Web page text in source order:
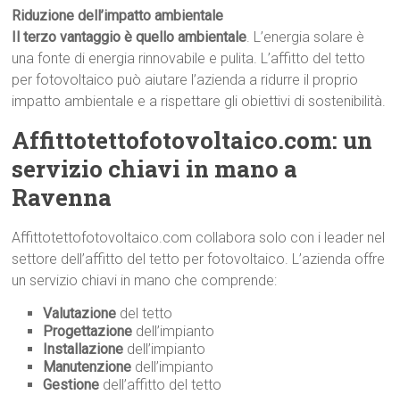
Riduzione dell’impatto ambientale
Il terzo vantaggio è quello ambientale. L’energia solare è
una fonte di energia rinnovabile e pulita. L’affitto del tetto
per fotovoltaico può aiutare l’azienda a ridurre il proprio
impatto ambientale e a rispettare gli obiettivi di sostenibilità.
Affittotettofotovoltaico.com: un
servizio chiavi in mano a
Ravenna
Affittotettofotovoltaico.com collabora solo con i leader nel
settore dell’affitto del tetto per fotovoltaico. L’azienda offre
un servizio chiavi in mano che comprende:
Valutazione del tetto
Progettazione dell’impianto
Installazione dell’impianto
Manutenzione dell’impianto
Gestione dell’affitto del tetto